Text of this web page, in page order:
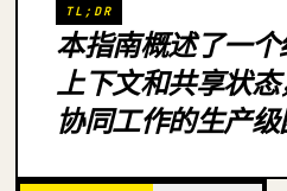
TL;DR
本指南概述了一
上下文和共享状
协同工作的生产级